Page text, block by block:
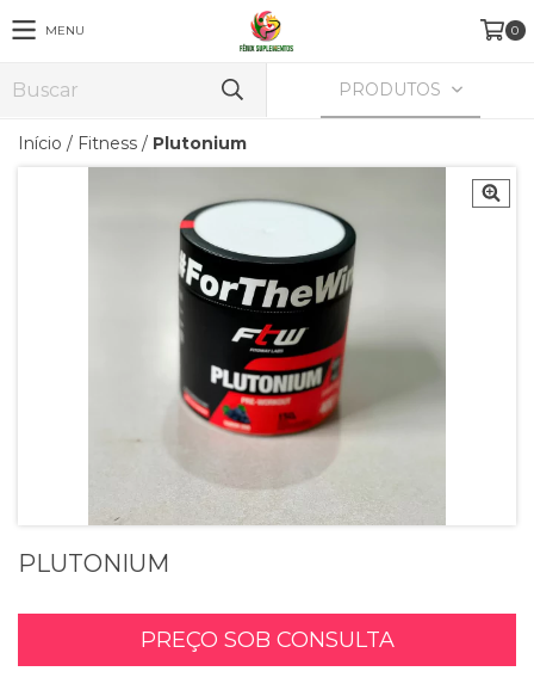
MENU 0
PRODUTOS
Início / Fitness / Plutonium
PLUTONIUM